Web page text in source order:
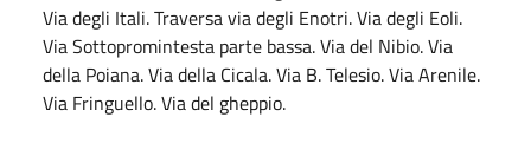
Via degli Itali. Traversa via degli Enotri. Via degli Eoli.
Via Sottopromintesta parte bassa. Via del Nibio. Via
della Poiana. Via della Cicala. Via B. Telesio. Via Arenile.
Via Fringuello. Via del gheppio.